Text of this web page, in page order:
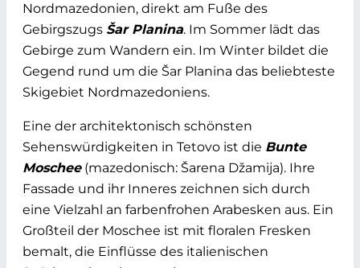
Nordmazedonien, direkt am Fuße des
Gebirgszugs Šar Planina. Im Sommer lädt das
Gebirge zum Wandern ein. Im Winter bildet die
Gegend rund um die Šar Planina das beliebteste
Skigebiet Nordmazedoniens.
Eine der architektonisch schönsten
Sehenswürdigkeiten in Tetovo ist die Bunte
Moschee(mazedonisch: Šarena Džamija). Ihre
Fassade und ihr Inneres zeichnen sich durch
eine Vielzahl an farbenfrohen Arabesken aus. Ein
Großteil der Moschee ist mit floralen Fresken
bemalt, die Einflüsse des italienischen